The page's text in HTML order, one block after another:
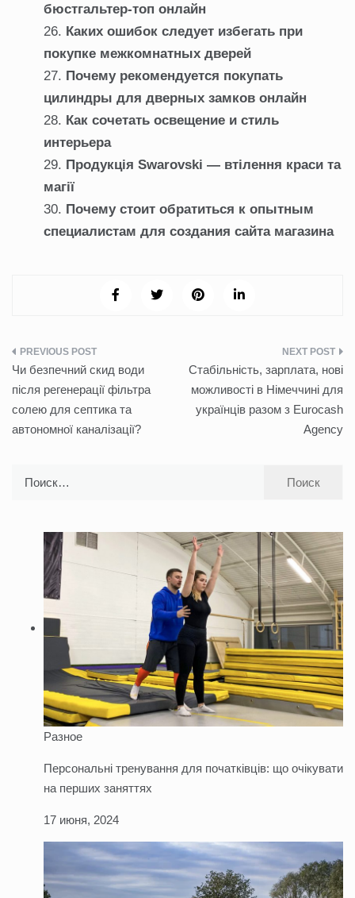
бюстгальтер-топ онлайн
Каких ошибок следует избегать при
покупке межкомнатных дверей
Почему рекомендуется покупать
цилиндры для дверных замков онлайн
Как сочетать освещение и стиль
интерьера
Продукція Swarovski — втілення краси та
магії
Почему стоит обратиться к опытным
специалистам для создания сайта магазина
Навигация
по
записям
Чи безпечний скид води
після регенерації фільтра
солею для септика та
автономної каналізації?
Стабільність, зарплата, нові
можливості в Німеччині для
українців разом з Eurocash
Agency
Разное
Персональні тренування для початківців: що очікувати
на перших заняттях
17 июня, 2024